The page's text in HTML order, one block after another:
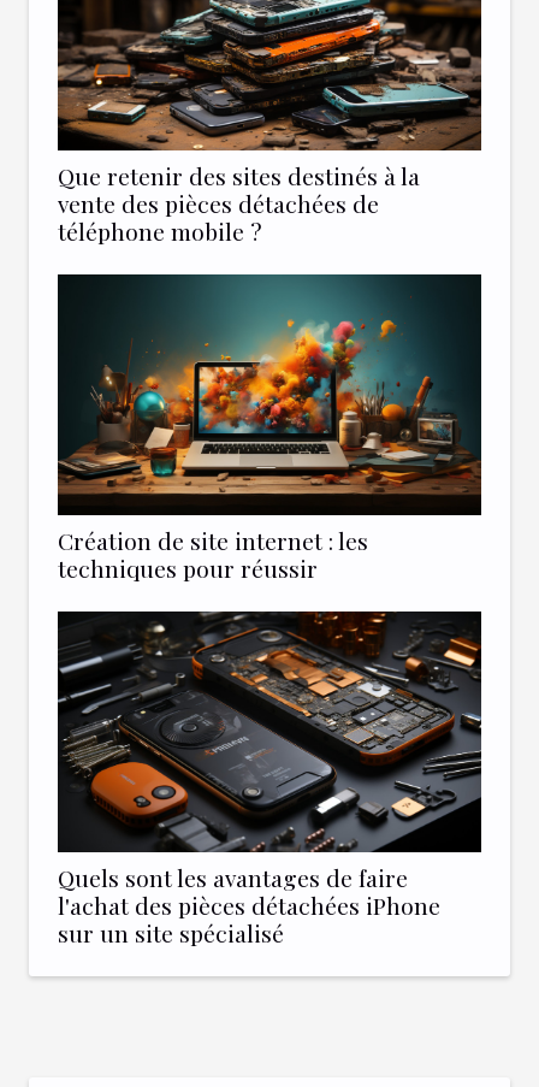
Que retenir des sites destinés à la
vente des pièces détachées de
téléphone mobile ?
Création de site internet : les
techniques pour réussir
Quels sont les avantages de faire
l'achat des pièces détachées iPhone
sur un site spécialisé